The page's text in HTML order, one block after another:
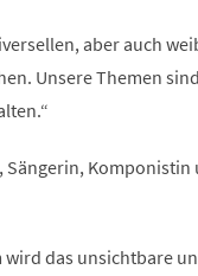
aber auch
Unsere Themen
Sängerin, Komponistin
wird das unsichtbare